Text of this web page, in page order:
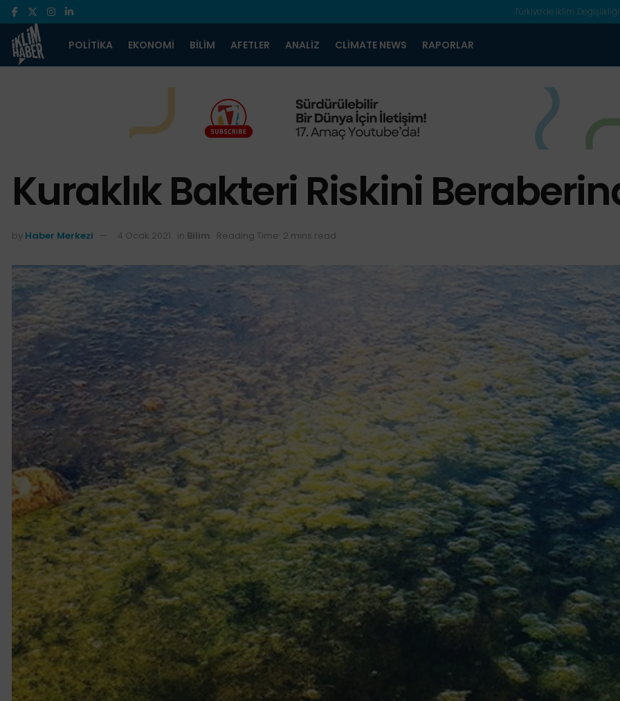
Türkiye’de İklim Değişlikliği
POLITIKA EKONOMI BILIM AFETLER ANALIZ CLIMATE NEWS RAPORLAR
Kuraklık Bakteri Riskini
by Haber Merkezi 4 Ocak 2021 in Bilim Reading Time: 2 mins read